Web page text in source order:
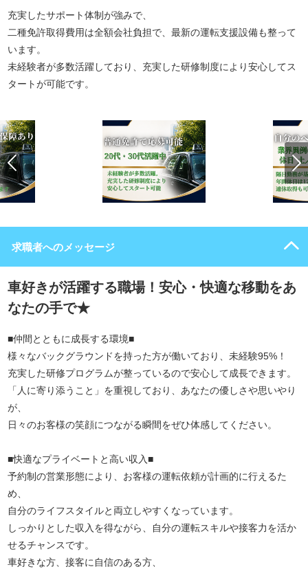
充実したサポート体制が強みで、
二種免許取得費用は全額会社負担で、最新の運転支援設備も整って
います。
未経験者が多数活躍しており、充実した研修制度により安心してス
タートが可能です。
求職者へのメッセージ
車好きが活躍する職場！安心・快適な移動をあ
なたの手で★
■仲間とともに成長する環境■
様々なバックグラウンドを持った方が働いており、未経験95%！
充実した研修プログラムが整っているので安心して成長できます。
「人に寄り添うこと」を重視しており、あなたの優しさや思いやり
が、
日々のお客様の笑顔につながる瞬間をぜひ体感してください。
■快適なプライベートと高い収入■
予約制の営業形態により、お客様の運転依頼が計画的に行えるた
め、
自分のライフスタイルと両立しやすくなっています。
しっかりとした収入を得ながら、自分の運転スキルや接客力を活か
せるチャンスです。
車好きな方、接客に自信のある方、